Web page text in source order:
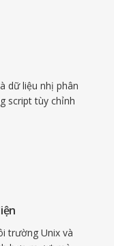
dữ liệu nhị phân
script tùy chỉnh
trường Unix và